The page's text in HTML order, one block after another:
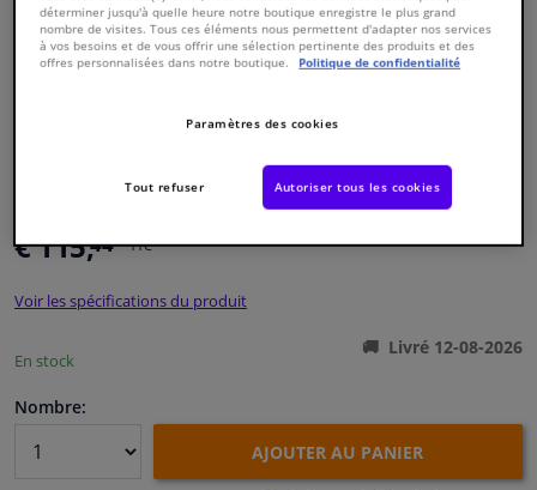
Fenêtres & accessoires
Intérieur & ameublement
Styling & Performance
Nettoyage & protection
Atelier & outils
Camping-car, moto & vélo
Promotions et réductions
1479550
Numéro de fabrication:175983
€ 115,44 TTC
Voir les spécifications du produit
En stock
Livré 12-08-2026
Nombre:
AJOUTER AU PANIER
déterminer jusqu'à quelle heure notre boutique enregistre le plus grand
nombre de visites. Tous ces éléments nous permettent d'adapter nos services
à vos besoins et de vous offrir une sélection pertinente des produits et des
offres personnalisées dans notre boutique.
Politique de confidentialité
Paramètres des cookies
Tout refuser Autoriser tous les cookies